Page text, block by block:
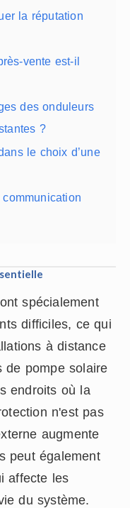
la réputation
vente est-il
des onduleurs
?
le choix d’une
spécialement
difficiles, ce qui
à distance
de pompe solaire
endroits où la
n'est pas
augmente
peut également
affecte les
du système.